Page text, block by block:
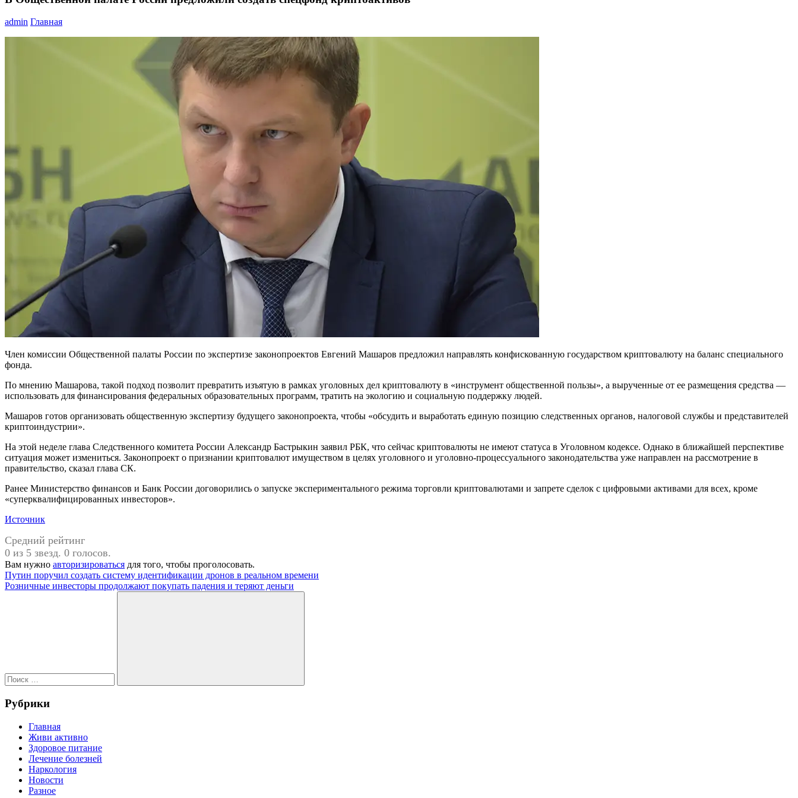
admin Главная
Член комиссии Общественной палаты России по экспертизе законопроектов Евгений Машаров предложил направлять конфискованную государством криптовалюту на баланс специального
фонда.
По мнению Машарова, такой подход позволит превратить изъятую в рамках уголовных дел криптовалюту в «инструмент общественной пользы», а вырученные от ее размещения средства —
использовать для финансирования федеральных образовательных программ, тратить на экологию и социальную поддержку людей.
Машаров готов организовать общественную экспертизу будущего законопроекта, чтобы «обсудить и выработать единую позицию следственных органов, налоговой службы и представителей
криптоиндустрии».
На этой неделе глава Следственного комитета России Александр Бастрыкин заявил РБК, что сейчас криптовалюты не имеют статуса в Уголовном кодексе. Однако в ближайшей перспективе
ситуация может измениться. Законопроект о признании криптовалют имуществом в целях уголовного и уголовно-процессуального законодательства уже направлен на рассмотрение в
правительство, сказал глава СК.
Ранее Министерство финансов и Банк России договорились о запуске экспериментального режима торговли криптовалютами и запрете сделок с цифровыми активами для всех, кроме
«суперквалифицированных инвесторов».
Источник
Средний рейтинг
0 из 5 звезд. 0 голосов.
Вам нужно авторизироваться для того, чтобы проголосовать.
Навигация
по
Предыдущая
запись:
Путин поручил создать систему идентификации дронов в реальном времени
Следующая
Розничные инвесторы продолжают покупать падения и теряют деньги
Поиск
Рубрики
Главная
Живи активно
Здоровое питание
Лечение болезней
Наркология
Новости
Разное